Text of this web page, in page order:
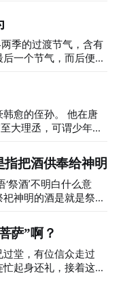
季的过渡节气，含有
一个节气，而后便凛
就是一秒
常会诱发慢性胃
的迎香穴，多练练道
侄孙。 他在唐
大理丞，可谓少年得
孙湘》，足见二人情谊
。这一切都源于先有
巷布局。德福巷的名
指把酒供奉给神明
神明的酒是就是祭酒
四治”，
，也如现在的城市、
，就称为“祭酒”。
即宗教仪式）等。
萨”啊？
堂，有位信众走过
起身还礼，接着这位